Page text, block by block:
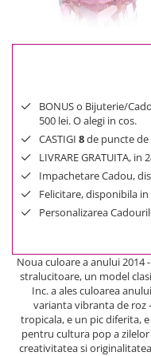
300 Lei - 500 Lei
1000 Lei +
BONUS o Bijuterie/
500 lei. O alegi in cos.
CASTIGI 8de puncte
LIVRARE GRATUITA,
Impachetare Cadou,
Felicitare, disponibila in
Personalizarea
Noua culoare a anului 2014
stralucitoare, un model
Inc. a ales culoarea
varianta vibranta de roz
tropicala, e un pic diferita,
pentru cultura pop a
creativitatea si